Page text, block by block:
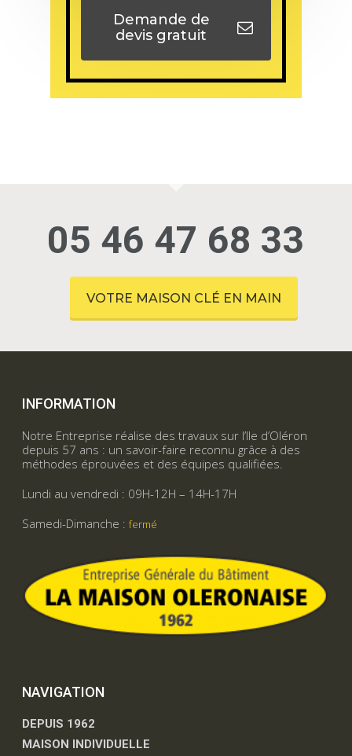
Demande de
devis gratuit
05 46 47 68 33
VOTRE MAISON CLÉ EN MAIN
INFORMATION
Notre Entreprise réalise des travaux sur l’Ile d’Oléron
depuis 57 ans : un savoir-faire reconnu grâce à des
méthodes éprouvées et des équipes qualifiées.
Lundi au vendredi : 09H-12H – 14H-17H
Samedi-Dimanche : fermé
NAVIGATION
DEPUIS 1962
MAISON INDIVIDUELLE